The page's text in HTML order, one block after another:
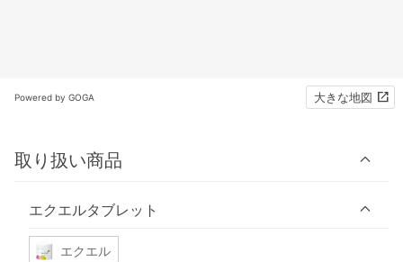
Powered by GOGA 大きな地図
取り扱い商品
エクエルタブレット
エクエル